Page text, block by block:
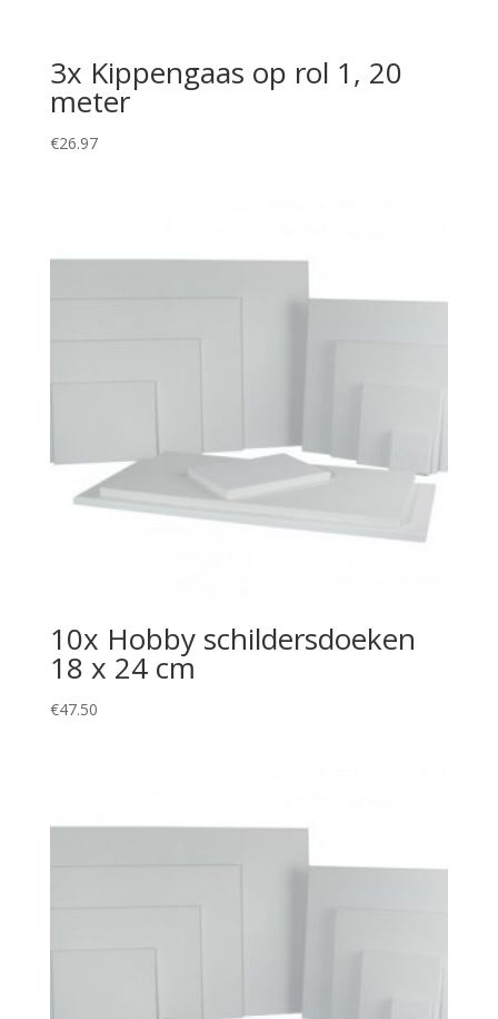
3x Kippengaas op rol 1, 20
meter
€26.97
10x Hobby schildersdoeken
18 x 24 cm
€47.50